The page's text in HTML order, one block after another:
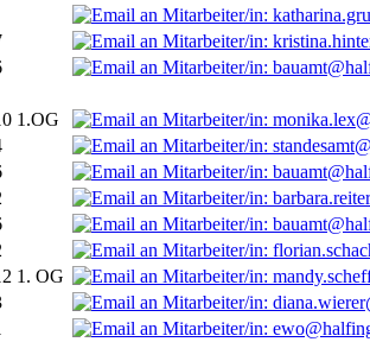
1.OG
1. OG